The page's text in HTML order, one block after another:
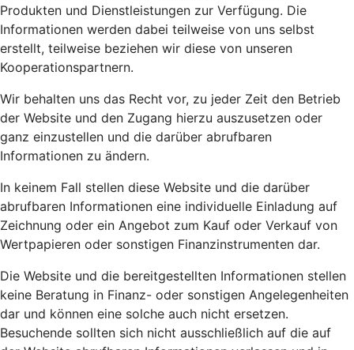
Produkten und Dienstleistungen zur Verfügung. Die
Informationen werden dabei teilweise von uns selbst
erstellt, teilweise beziehen wir diese von unseren
Kooperationspartnern.
Wir behalten uns das Recht vor, zu jeder Zeit den Betrieb
der Website und den Zugang hierzu auszusetzen oder
ganz einzustellen und die darüber abrufbaren
Informationen zu ändern.
In keinem Fall stellen diese Website und die darüber
abrufbaren Informationen eine individuelle Einladung auf
Zeichnung oder ein Angebot zum Kauf oder Verkauf von
Wertpapieren oder sonstigen Finanzinstrumenten dar.
Die Website und die bereitgestellten Informationen stellen
keine Beratung in Finanz- oder sonstigen Angelegenheiten
dar und können eine solche auch nicht ersetzen.
Besuchende sollten sich nicht ausschließlich auf die auf